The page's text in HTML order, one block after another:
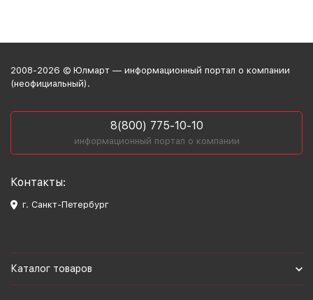
2008-2026 © Юлмарт — информационный портал о компании
(неофициальный).
8(800) 775-10-10
информационный портал о компании
Контакты:
г. Санкт-Петербург
Каталог товаров